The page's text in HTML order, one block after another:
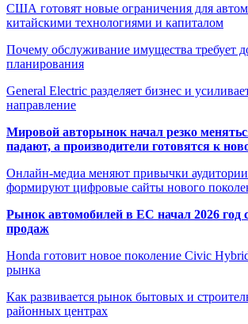
США готовят новые ограничения для
китайскими технологиями и капиталом
Почему обслуживание имущества требует
планирования
General Electric разделяет бизнес и
направление
Мировой авторынок начал резко
падают, а производители готовятся к
Онлайн-медиа меняют привычки
формируют цифровые сайты нового
Рынок автомобилей в ЕС начал 2026 год
продаж
Honda готовит новое поколение Civic
рынка
Как развивается рынок бытовых и
районных центрах